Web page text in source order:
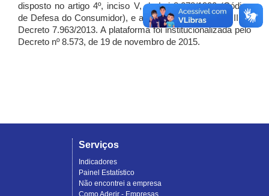
disposto no artigo 4º, inciso V, da Lei 8.078/1990 (Código
de Defesa do Consumidor), e artigo 7º, incisos I, II e III do
Decreto 7.963/2013. A plataforma foi institucionalizada pelo
Decreto nº 8.573, de 19 de novembro de 2015.
Serviços
Indicadores
Painel Estatístico
Não encontrei a empresa